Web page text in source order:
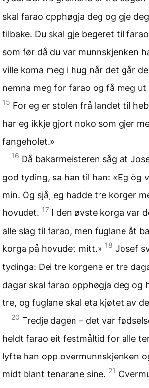
skal farao opphøgja deg og gje
tilbake. Du skal gje begeret til
som før då du var munnskjenken
ville koma meg i hug når det går
nemna meg for farao og få meg ut
15 For eg er stolen frå landet til
har eg ikkje gjort noko som gjer
fangeholet.»
16 Då bakarmeisteren såg at
god tyding, sa han til han: «Eg òg
min. Og sjå, eg hadde tre korger
hovudet. 17 I den øvste korga var
alle slag til farao, men fuglane åt
korga på hovudet mitt.» 18 Josef
tydinga: Dei tre korgene er tre
dagar skal farao opphøgja deg og
tre, og fuglane skal eta kjøtet av
20 Tredje dagen – det var
heldt farao eit festmåltid for alle
lyfte han opp overmunnskjenken
midt blant tenarane sine. 21